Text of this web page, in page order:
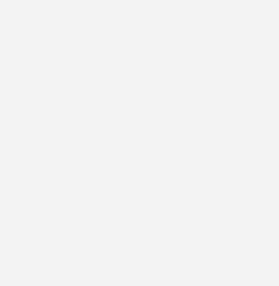
realen Bedingungen
in
IPC Drives 2014, Europas führender